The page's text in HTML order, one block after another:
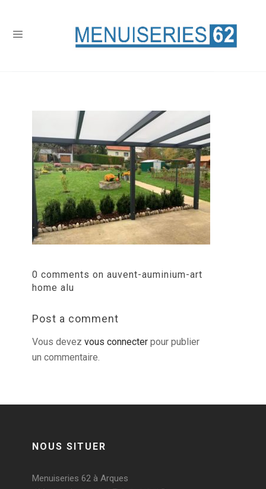
0 comments on auvent-auminium-art
home alu
Post a comment
Vous devez vous connecter pour publier
un commentaire.
NOUS SITUER
Menuiseries 62 à Arques